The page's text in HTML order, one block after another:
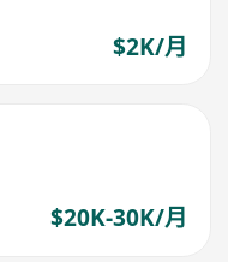
$2K/月
$20K-30K/月